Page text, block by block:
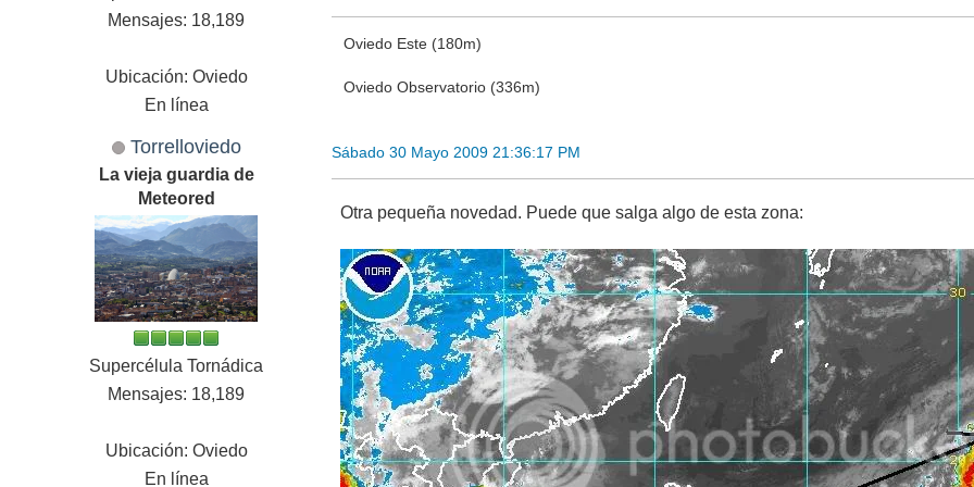
Mensajes: 18,189
Ubicación: Oviedo
En línea
Oviedo Este (180m)
Oviedo Observatorio (336m)
Torrelloviedo
La vieja guardia de
Meteored
Supercélula Tornádica
Mensajes: 18,189
Ubicación: Oviedo
En línea
Sábado 30 Mayo 2009 21:36:17 PM
Otra pequeña novedad. Puede que salga algo de esta zona: